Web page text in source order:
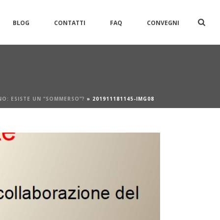
BLOG CONTATTI FAQ CONVEGNI
ESISTE UN “SOMMERSO”? » 201911181145-IMG08